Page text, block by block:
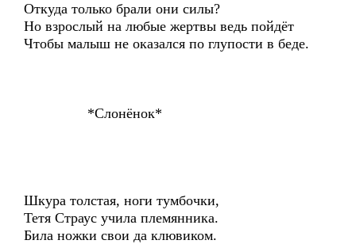
Откуда только брали они силы?
Но взрослый на любые жертвы ведь пойдёт
Чтобы малыш не оказался по глупости в беде.
*Слонёнок*
Шкура толстая, ноги тумбочки,
Тетя Страус учила племянника.
Била ножки свои да клювиком.